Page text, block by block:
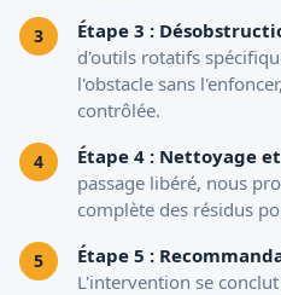
Étape 3 :
d'outils rotatifs
l'obstacle sans
contrôlée.
Étape 4 : Nettoyage
passage libéré, nous
complète des résidus
Étape 5 :
L'intervention se